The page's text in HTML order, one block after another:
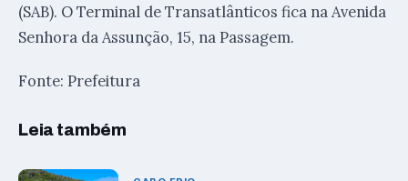
(SAB). O Terminal de Transatlânticos fica na Avenida
Senhora da Assunção, 15, na Passagem.
Fonte: Prefeitura
Leia também